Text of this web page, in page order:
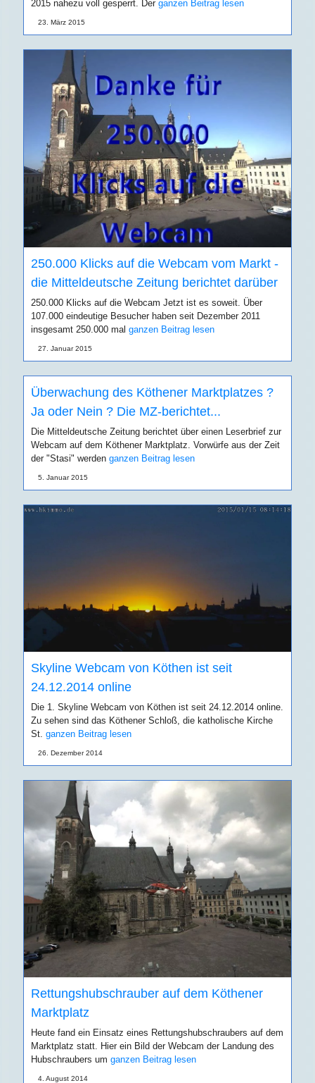
2015 nahezu voll gesperrt. Derganzen Beitrag lesen
23. März 2015
250.000 Klicks auf die Webcam vom Markt -
die Mitteldeutsche Zeitung berichtet darüber
250.000 Klicks auf die Webcam Jetzt ist es soweit. Über
107.000 eindeutige Besucher haben seit Dezember 2011
insgesamt 250.000 malganzen Beitrag lesen
27. Januar 2015
Überwachung des Köthener Marktplatzes ?
Ja oder Nein ? Die MZ-berichtet...
Die Mitteldeutsche Zeitung berichtet über einen Leserbrief zur
Webcam auf dem Köthener Marktplatz. Vorwürfe aus der Zeit
der "Stasi" werdenganzen Beitrag lesen
5. Januar 2015
Skyline Webcam von Köthen ist seit
24.12.2014 online
Die 1. Skyline Webcam von Köthen ist seit 24.12.2014 online.
Zu sehen sind das Köthener Schloß, die katholische Kirche
St.ganzen Beitrag lesen
26. Dezember 2014
Rettungshubschrauber auf dem Köthener
Marktplatz
Heute fand ein Einsatz eines Rettungshubschraubers auf dem
Marktplatz statt. Hier ein Bild der Webcam der Landung des
Hubschraubers umganzen Beitrag lesen
4. August 2014